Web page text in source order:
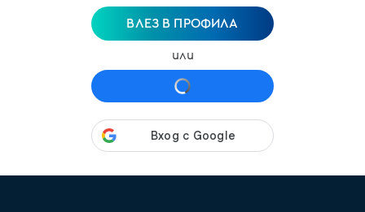
ВЛЕЗ В ПРОФИЛА
или